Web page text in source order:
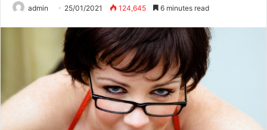
admin 25/01/2021 124,645 6 minutes read